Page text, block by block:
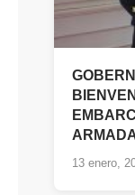
13 enero,